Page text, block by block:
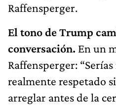
Raffensperger.
El tono de Trump
conversación. En un
Raffensperger:
realmente respetado
arreglar antes de la